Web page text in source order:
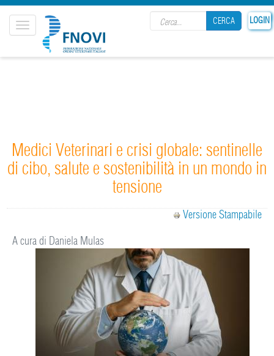
LOGIN
CERCA
Toggle
navigation
Medici Veterinari e crisi globale: sentinelle
di cibo, salute e sostenibilità in un mondo in
tensione
Versione Stampabile
A cura di Daniela Mulas